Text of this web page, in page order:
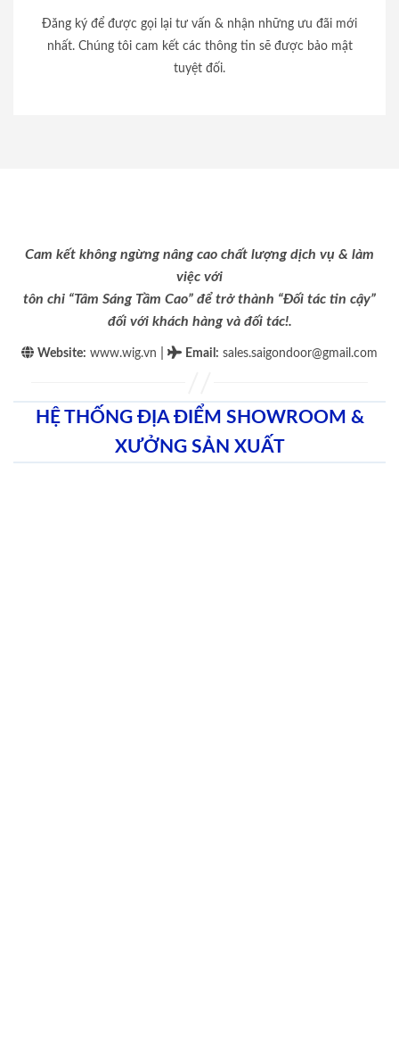
Đăng ký để được gọi lại tư vấn & nhận những ưu đãi mới
nhất. Chúng tôi cam kết các thông tin sẽ được bảo mật
tuyệt đối.
Cam kết không ngừng nâng cao chất lượng dịch vụ & làm
việc với
tôn chỉ “Tâm Sáng Tầm Cao” để trở thành “Đối tác tin cậy”
đối với khách hàng và đối tác!.
Website: www.wig.vn Email : sales.saigondoor@gmail.com
HỆ THỐNG ĐỊA ĐIỂM SHOWROOM &
XƯỞNG SẢN XUẤT